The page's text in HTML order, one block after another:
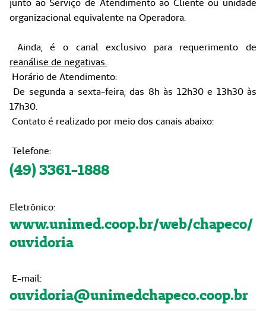
organizacional equivalente na Operadora.
Ainda, é o canal exclusivo para requerimento de
reanálise de negativas.
Horário de Atendimento:
De segunda a sexta-feira, das 8h às 12h30 e 13h30 às
17h30.
Contato é realizado por meio dos canais abaixo:
Telefone:
(49) 3361-1888
Eletrônico:
www.unimed.coop.br/web/chapeco/
ouvidoria
E-mail:
ouvidoria@unimedchapeco.coop.br